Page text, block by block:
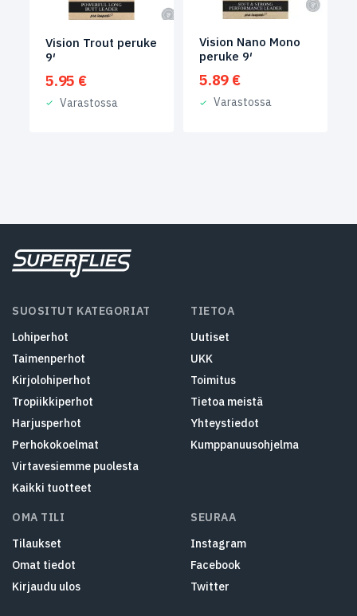
Vision Trout peruke
9′
5.95 €
Varastossa
Vision Nano Mono
peruke 9′
5.89 €
Varastossa
SUOSITUT KATEGORIAT
Lohiperhot
Taimenperhot
Kirjolohiperhot
Tropiikkiperhot
Harjusperhot
Perhokokoelmat
Virtavesiemme puolesta
Kaikki tuotteet
TIETOA
Uutiset
UKK
Toimitus
Tietoa meistä
Yhteystiedot
Kumppanuusohjelma
OMA TILI
Tilaukset
Omat tiedot
Kirjaudu ulos
SEURAA
Instagram
Facebook
Twitter